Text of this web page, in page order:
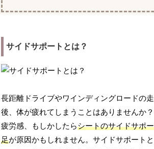
サイドサポートとは？
長距離ドライブやワインディングロードの
後、体が疲れてしまうことはありませんか
疲労感、もしかしたらシートのサイドサポ
足が原因かもしれません。サイドサポートと